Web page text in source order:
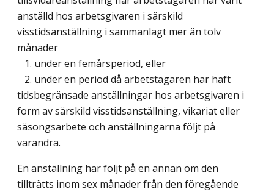
anställd hos arbetsgivaren i särskild
visstidsanställning i sammanlagt mer än tolv
månader
1. under en femårsperiod, eller
2. under en period då arbetstagaren har haft
tidsbegränsade anställningar hos arbetsgivaren i
form av särskild visstidsanställning, vikariat eller
säsongsarbete och anställningarna följt på
varandra.
En anställning har följt på en annan om den
tillträtts inom sex månader från den föregående